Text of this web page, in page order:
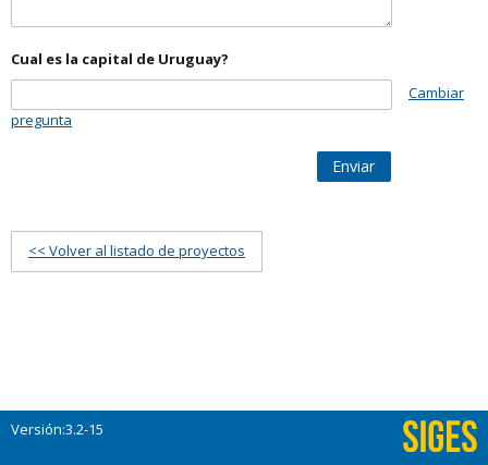
Cual es la capital de Uruguay?
Cambiar
pregunta
Enviar
<< Volver al listado de proyectos
Versión:3.2-15